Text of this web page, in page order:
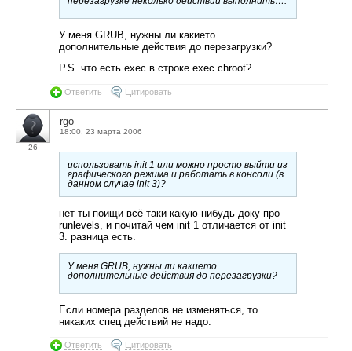
У меня GRUB, нужны ли какието
дополнительные действия до перезагрузки?
P.S. что есть exec в строке exec chroot?
Ответить Цитировать
26
rgo
18:00, 23 марта 2006
использовать init 1 или можно просто выйти из
графического режима и работать в консоли (в
данном случае init 3)?
нет ты поищи всё-таки какую-нибудь доку про
runlevels, и почитай чем init 1 отличается от init
3. разница есть.
У меня GRUB, нужны ли какието
дополнительные действия до перезагрузки?
Если номера разделов не изменяться, то
никаких спец действий не надо.
Ответить Цитировать